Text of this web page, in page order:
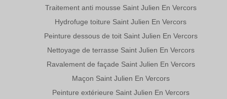
Traitement anti mousse Saint Julien En Vercors
Hydrofuge toiture Saint Julien En Vercors
Peinture dessous de toit Saint Julien En Vercors
Nettoyage de terrasse Saint Julien En Vercors
Ravalement de façade Saint Julien En Vercors
Maçon Saint Julien En Vercors
Peinture extérieure Saint Julien En Vercors